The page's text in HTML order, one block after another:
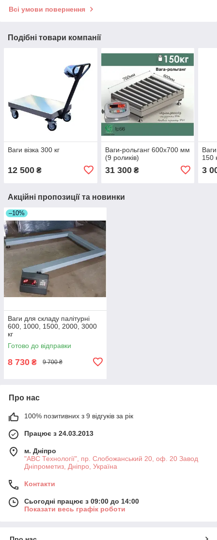
Всі умови повернення
Подібні товари компанії
Ваги візка 300 кг
12 500 ₴
Ваги-рольганг 600х700 мм
(9 роликів)
31 300₴
150
3
Акційні пропозиції та новинки
–10%
Ваги для складу палітурні
600, 1000, 1500, 2000, 3000
кг
Готово до відправки
8 730 ₴ 9 700 ₴
Про нас
100% позитивних з 9 відгуків за рік
Працює з 24.03.2013
м. Дніпро
"АВС Технології", пр. Слобожанський 20, оф. 20 Завод
Дніпрометиз, Дніпро, Україна
Контакти
Сьогодні працює з 09:00 до 14:00
Показати весь графік роботи